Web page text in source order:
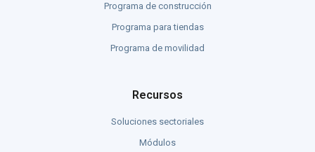
Programa de construcción
Programa para tiendas
Programa de movilidad
Recursos
Soluciones sectoriales
Módulos